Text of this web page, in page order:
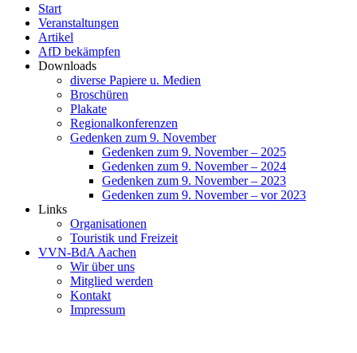
Start
Veranstaltungen
Artikel
AfD bekämpfen
Downloads
diverse Papiere u. Medien
Broschüren
Plakate
Regionalkonferenzen
Gedenken zum 9. November
Gedenken zum 9. November – 2025
Gedenken zum 9. November – 2024
Gedenken zum 9. November – 2023
Gedenken zum 9. November – vor 2023
Links
Organisationen
Touristik und Freizeit
VVN-BdA Aachen
Wir über uns
Mitglied werden
Kontakt
Impressum